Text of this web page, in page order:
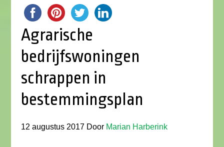
Agrarische
bedrijfswoningen
schrappen in
bestemmingsplan
12 augustus 2017 Door Marian Harberink